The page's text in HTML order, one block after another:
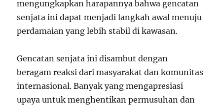
mengungkapkan harapannya bahwa gencatan
senjata ini dapat menjadi langkah awal menuju
perdamaian yang lebih stabil di kawasan.
Gencatan senjata ini disambut dengan
beragam reaksi dari masyarakat dan komunitas
internasional. Banyak yang mengapresiasi
upaya untuk menghentikan permusuhan dan